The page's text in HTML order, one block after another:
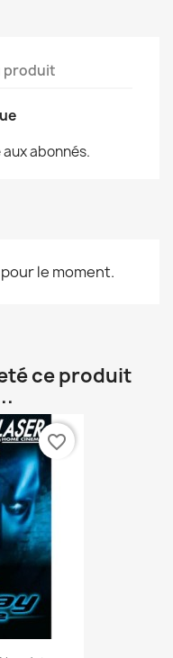
produit
abonnés.
le moment.
ce produit
favorite_border